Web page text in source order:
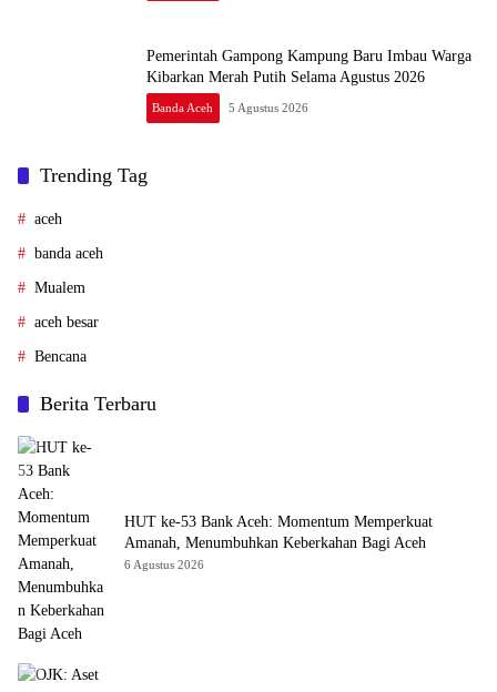
Pemerintah Gampong Kampung Baru Imbau Warga
Kibarkan Merah Putih Selama Agustus 2026
Banda Aceh 5 Agustus 2026
Trending Tag
aceh
banda aceh
Mualem
aceh besar
Bencana
Berita Terbaru
HUT ke-53 Bank Aceh: Momentum Memperkuat
Amanah, Menumbuhkan Keberkahan Bagi Aceh
6 Agustus 2026